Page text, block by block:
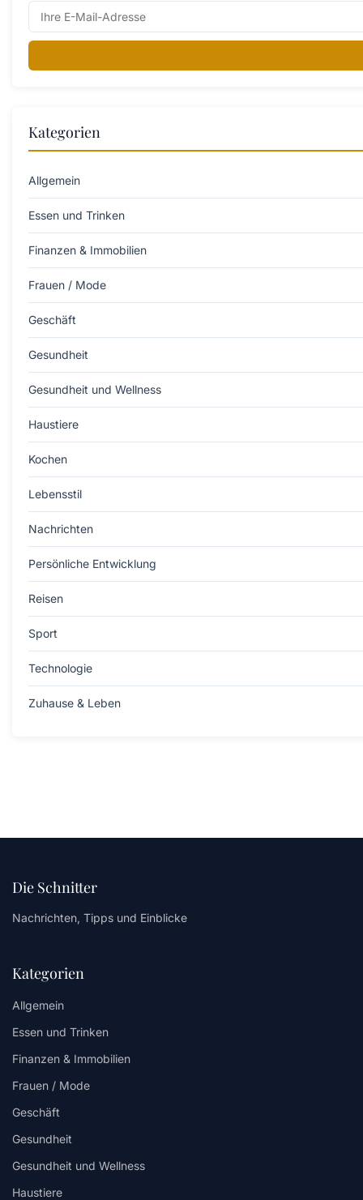
Kategorien
Allgemein
Essen und Trinken
Finanzen & Immobilien
Frauen / Mode
Geschäft
Gesundheit
Gesundheit und Wellness
Haustiere
Kochen
Lebensstil
Nachrichten
Persönliche Entwicklung
Reisen
Sport
Technologie
Zuhause & Leben
Die Schnitter
Nachrichten, Tipps und Einblicke
Kategorien
Allgemein
Essen und Trinken
Finanzen & Immobilien
Frauen / Mode
Geschäft
Gesundheit
Gesundheit und Wellness
Haustiere